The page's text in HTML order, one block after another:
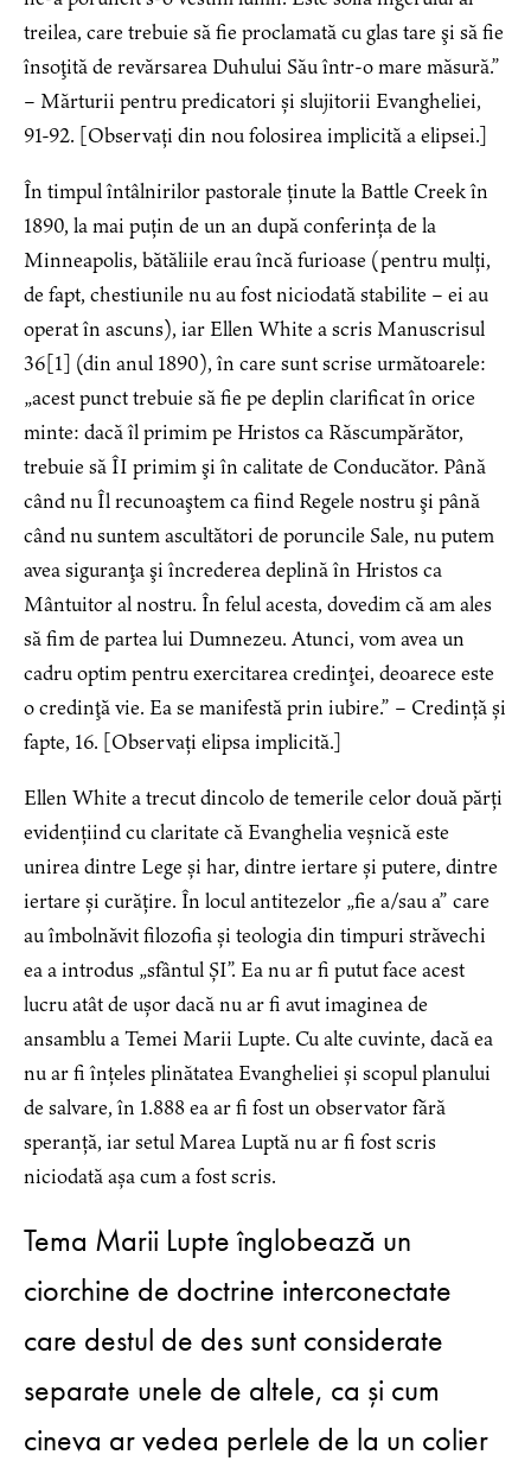
treilea, care trebuie să fie proclamată cu glas tare şi să fie
însoţită de revărsarea Duhului Său într-o mare măsură.”
– Mărturii pentru predicatori și slujitorii Evangheliei,
91-92. [Observați din nou folosirea implicită a elipsei.]
În timpul întâlnirilor pastorale ținute la Battle Creek în
1890, la mai puțin de un an după conferința de la
Minneapolis, bătăliile erau încă furioase (pentru mulți,
de fapt, chestiunile nu au fost niciodată stabilite – ei au
operat în ascuns), iar Ellen White a scris Manuscrisul
36[1] (din anul 1890), în care sunt scrise următoarele:
„acest punct trebuie să fie pe deplin clarificat în orice
minte: dacă îl primim pe Hristos ca Răscumpărător,
trebuie să ÎI primim şi în calitate de Conducător. Până
când nu Îl recunoaştem ca fiind Regele nostru şi până
când nu suntem ascultători de poruncile Sale, nu putem
avea siguranţa şi încrederea deplină în Hristos ca
Mântuitor al nostru. În felul acesta, dovedim că am ales
să fim de partea lui Dumnezeu. Atunci, vom avea un
cadru optim pentru exercitarea credinţei, deoarece este
o credinţă vie. Ea se manifestă prin iubire.” – Credință și
fapte, 16. [Observați elipsa implicită.]
Ellen White a trecut dincolo de temerile celor două părți
evidențiind cu claritate că Evanghelia veșnică este
unirea dintre Lege și har, dintre iertare și putere, dintre
iertare și curățire. În locul antitezelor „fie a/sau a” care
au îmbolnăvit filozofia și teologia din timpuri străvechi
ea a introdus „sfântul ȘI”. Ea nu ar fi putut face acest
lucru atât de ușor dacă nu ar fi avut imaginea de
ansamblu a Temei Marii Lupte. Cu alte cuvinte, dacă ea
nu ar fi înțeles plinătatea Evangheliei și scopul planului
de salvare, în 1.888 ea ar fi fost un observator fără
speranță, iar setul Marea Luptă nu ar fi fost scris
niciodată așa cum a fost scris.
Tema Marii Lupte înglobează un
ciorchine de doctrine interconectate
care destul de des sunt considerate
separate unele de altele, ca și cum
cineva ar vedea perlele de la un colier